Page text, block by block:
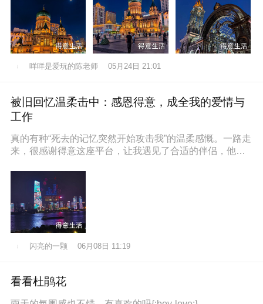
咩咩是爱玩的陈老师 05月24日 21:01
被旧回忆温柔击中：感恩得意，成全我的爱情与
工作
真的有种“死去的记忆突然开始攻击我”的温柔感慨。一路走
来，很感谢得意这座平台，让我遇见了合适的伴侣，他也
闪亮的一颗 06月08日 11:19
看看杜鹃花